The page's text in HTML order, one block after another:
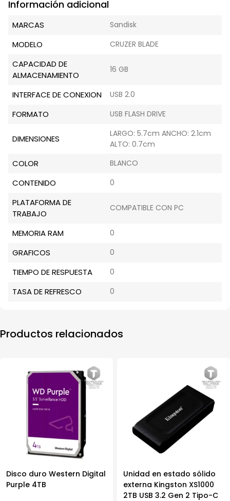
Información adicional
MARCAS Sandisk
MODELO CRUZER BLADE
CAPACIDAD DE
ALMACENAMIENTO
16 GB
INTERFACE DE CONEXION USB 2.0
FORMATO USB FLASH DRIVE
DIMENSIONES
LARGO: 5.7cm ANCHO: 2.1cm
ALTO: 0.7cm
COLOR BLANCO
CONTENIDO 0
PLATAFORMA DE
TRABAJO
COMPATIBLE CON PC
MEMORIA RAM 0
GRAFICOS 0
TIEMPO DE RESPUESTA 0
TASA DE REFRESCO 0
Productos relacionados
Disco duro Western Digital
Purple 4TB
Unidad en estado sólido
externa Kingston XS1000
2TB USB 3.2 Gen 2 Tipo-C